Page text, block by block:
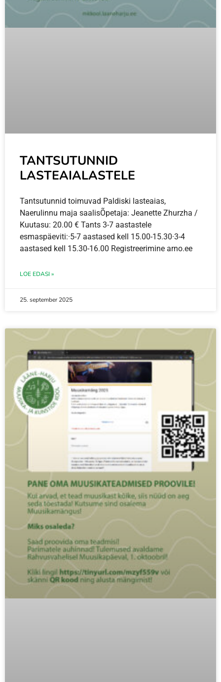
TANTSUTUNNID
LASTEAIALASTELE
Tantsutunnid toimuvad Paldiski lasteaias,
Naerulinnu maja saalisÕpetaja: Jeanette Zhurzha /
Kuutasu: 20.00 € Tants 3-7 aastastele
esmaspäeviti:·5-7 aastased kell 15.00-15.30·3-4
aastased kell 15.30-16.00 Registreerimine arno.ee
LOE EDASI »
25. september 2025